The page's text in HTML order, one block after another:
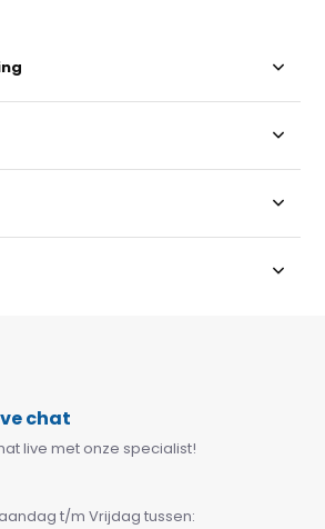
chat
live met onze specialist!
t/m Vrijdag tussen: